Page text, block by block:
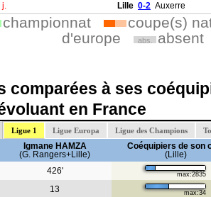
j. Lille 0-2 Auxerre
championnat
coupe(s)
d'europe
abs. absent
comparées à ses
en France
Ligue 1 Ligue Europa Ligue des Champions
Igmane HAMZA
(G. Rangers+Lille)
Coéquipiers de son
(Lille)
426' max:2835
13 max:34